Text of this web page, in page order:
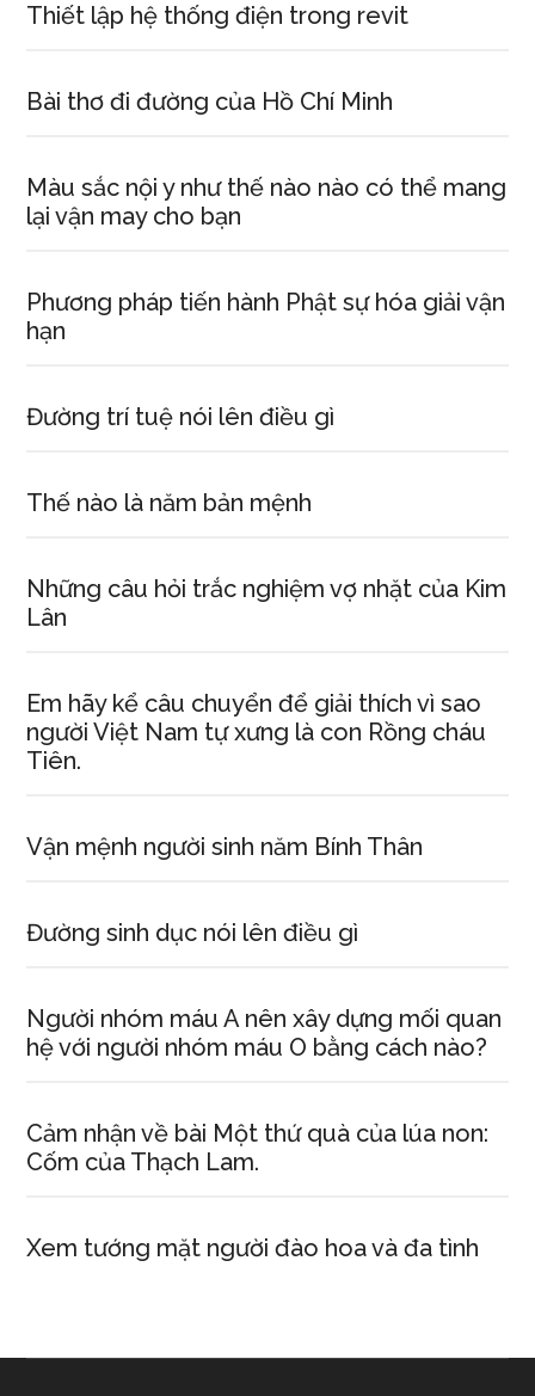
Thiết lập hệ thống điện trong revit
Bài thơ đi đường của Hồ Chí Minh
Màu sắc nội y như thế nào nào có thể mang
lại vận may cho bạn
Phương pháp tiến hành Phật sự hóa giải vận
hạn
Đường trí tuệ nói lên điều gì
Thế nào là năm bản mệnh
Những câu hỏi trắc nghiệm vợ nhặt của Kim
Lân
Em hãy kể câu chuyển để giải thích vì sao
người Việt Nam tự xưng là con Rồng cháu
Tiên.
Vận mệnh người sinh năm Bính Thân
Đường sinh dục nói lên điều gì
Người nhóm máu A nên xây dựng mối quan
hệ với người nhóm máu O bằng cách nào?
Cảm nhận về bài Một thứ quà của lúa non:
Cốm của Thạch Lam.
Xem tướng mặt người đào hoa và đa tình